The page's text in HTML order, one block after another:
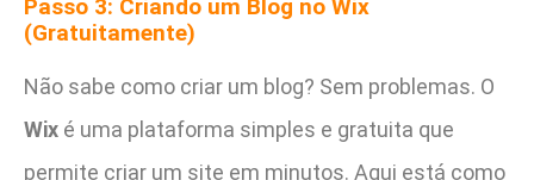
Passo 3: Criando um Blog no Wix
(Gratuitamente)
Não sabe como criar um blog? Sem problemas. O
Wix é uma plataforma simples e gratuita que
permite criar um site em minutos. Aqui está como